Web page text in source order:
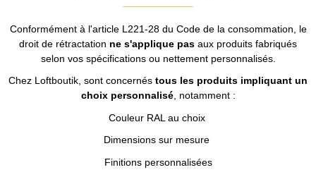
Conformément à l'article L221-28 du Code de la consommation, le
droit de rétractation ne s'applique pas aux produits fabriqués
selon vos spécifications ou nettement personnalisés.
Chez Loftboutik, sont concernés tous les produits impliquant un
choix personnalisé, notamment :
Couleur RAL au choix
Dimensions sur mesure
Finitions personnalisées